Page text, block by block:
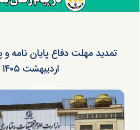
تمدید مهلت دفاع پایان نامه و
اردیبهشت ۱۴۰۵